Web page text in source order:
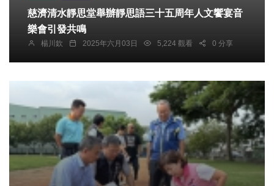
慈濟清水靜思堂舉辦靜思語三十五周年人文饗宴音
樂會引發共鳴
楊川欽 2025年六月03日 5,224 觀看 0 分享